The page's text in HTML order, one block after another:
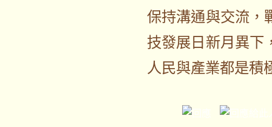
保持溝通與交流，
技發展日新月異下
人民與產業都是積